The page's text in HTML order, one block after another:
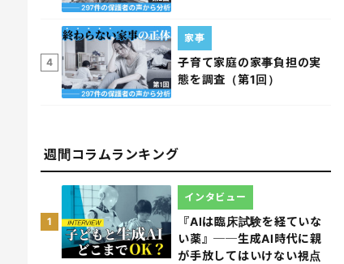
4
子育て家庭の家事負担の実
態を調査（第1回）
家事
週間コラムランキング
1
『AIは臨床試験を経ていな
い薬』──生成AI時代に親
が手放してはいけない視点
インタビュー